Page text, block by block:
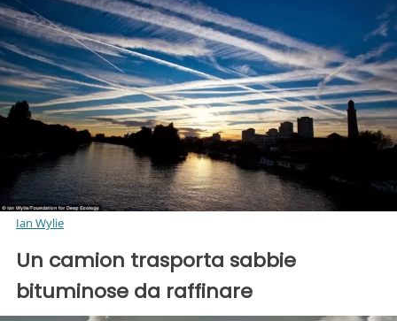
Ian Wylie
Un camion trasporta sabbie
bituminose da raffinare